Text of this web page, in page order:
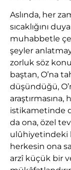
Aslında, her
sıcaklığını
muhabbetle
şeyler
zorluk söz
baştan, O’na
düşündüğü,
araştırmasına,
istikametinde
da ona, özel
ulûhiyetindeki
herkesin ona
arzî küçük bir